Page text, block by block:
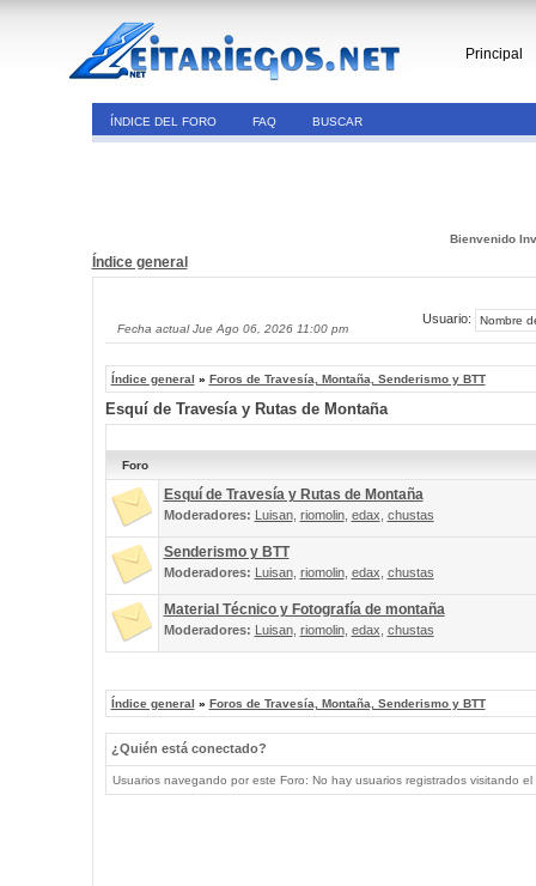
Principal
ÍNDICE DEL FORO FAQ BUSCAR
Bienvenido
Índice general
Fecha actual Jue Ago 06, 2026 11:00 pm
Usuario:
Índice general » Foros de Travesía, Montaña, Senderismo y BTT
Esquí de Travesía y Rutas de Montaña
Foro
Esquí de Travesía y Rutas de Montaña
Moderadores: Luisan, riomolin, edax chustas
Senderismo y BTT
Moderadores: Luisan, riomolin, edax chustas
Material Técnico y Fotografía de montaña
Moderadores: Luisan, riomolin, edax chustas
Índice general » Foros de Travesía, Montaña, Senderismo y BTT
¿Quién está conectado?
Usuarios navegando por este Foro: No hay usuarios registrados visitando el